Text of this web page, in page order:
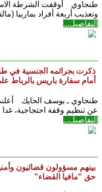
وتعذيب أربعة أفراد بماربيا
التفاصيل...
ذكرت بجرائمه الجنسية في
أمام سفارة باريس بالرباط
طنجاوي ـ يوسف الحايك أعلنت
عن تنظيم وقفة احتجاجية، غدا
التفاصيل...
بينهم مسؤولون قضائيون
حق "مافيا القضاء"